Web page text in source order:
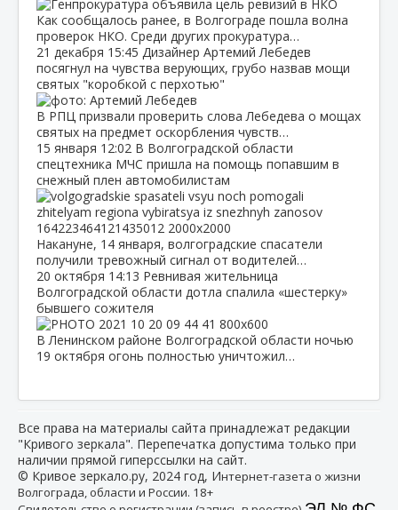
Как сообщалось ранее, в Волгограде пошла волна
проверок НКО. Среди других прокуратура…
21 декабря 15:45 Дизайнер Артемий Лебедев
посягнул на чувства верующих, грубо назвав мощи
святых "коробкой с перхотью"
В РПЦ призвали проверить слова Лебедева о мощах
святых на предмет оскорбления чувств…
15 января 12:02 В Волгоградской области
спецтехника МЧС пришла на помощь попавшим в
снежный плен автомобилистам
Накануне, 14 января, волгоградские спасатели
получили тревожный сигнал от водителей…
20 октября 14:13 Ревнивая жительница
Волгоградской области дотла спалила «шестерку»
бывшего сожителя
В Ленинском районе Волгоградской области ночью
19 октября огонь полностью уничтожил…
Все права на материалы сайта принадлежат редакции
"Кривого зеркала". Перепечатка допустима только при
наличии прямой гиперссылки на сайт.
© Кривое зеркало.ру, 2024 год, Интернет-газета о жизни
Волгограда, области и России. 18+